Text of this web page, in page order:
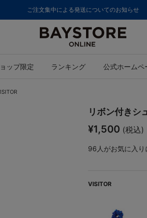
ご注文集中による発送についてのお知らせ
ップ限定 ランキング 公式ホームペ
リボン付きシ
¥1,500 (税込)
96 人がお気に入り
VISITOR